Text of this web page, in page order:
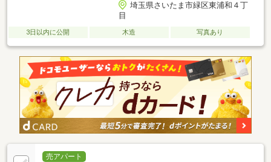
埼玉県さいたま市緑区東浦和４丁
目
3日以内に公開 木造 写真あり
売アパート